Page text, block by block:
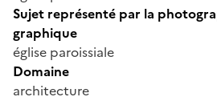
Sujet représenté par la
graphique
église paroissiale
Domaine
architecture